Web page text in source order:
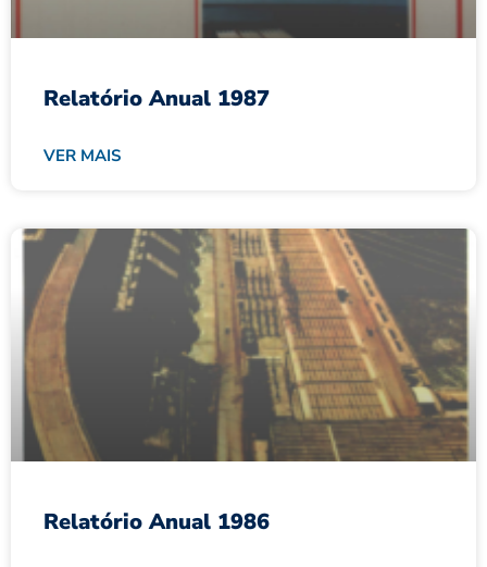
Relatório Anual 1987
VER MAIS
Relatório Anual 1986